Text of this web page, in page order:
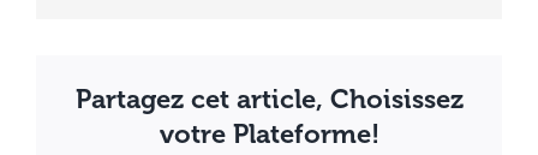
Partagez cet article, Choisissez
votre Plateforme!